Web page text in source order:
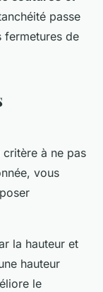
passe
fermetures de
à ne pas
vous
la hauteur et
hauteur
le